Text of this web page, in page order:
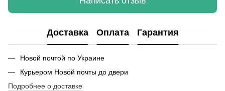
Доставка Оплата Гарантия
Новой почтой по Украине
Курьером Новой почты до двери
Подробнее о доставке